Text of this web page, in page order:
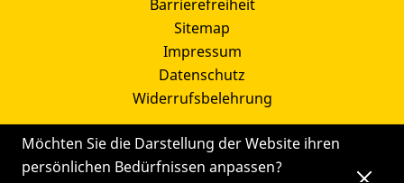
Möchten Sie die Darstellung der Website ihren
persönlichen Bedürfnissen anpassen?
Barrierefreiheit
Sitemap
Impressum
Datenschutz
Widerrufsbelehrung